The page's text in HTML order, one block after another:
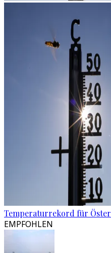
Temperaturrekord für
EMPFOHLEN